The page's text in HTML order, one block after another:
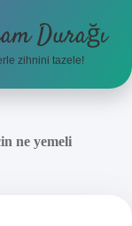
Durağı
zihnini tazele!
ne yemeli